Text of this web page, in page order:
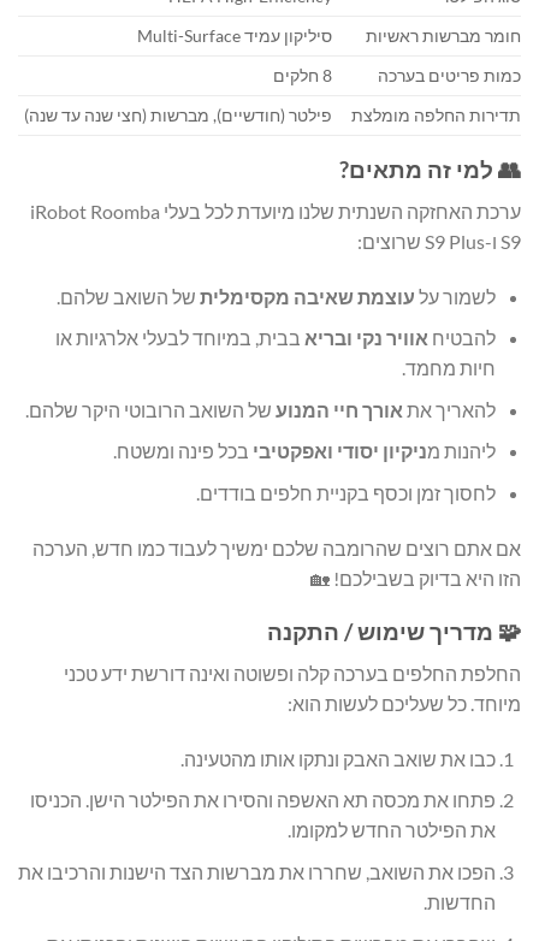
חומר מברשות ראשיות
סיליקון עמיד Multi-Surface
כמות פריטים בערכה
8 חלקים
תדירות החלפה מומלצת
פילטר (חודשיים), מברשות (חצי שנה עד שנה)
👥 למי זה מתאים?
ערכת האחזקה השנתית שלנו מיועדת לכל בעלי iRobot Roomba
S9 ו-S9 Plus שרוצים:
לשמור על עוצמת שאיבה מקסימליתשל השואב שלהם.
להבטיח אוויר נקי ובריאבבית, במיוחד לבעלי אלרגיות או
חיות מחמד.
להאריך את אורך חיי המנוע של השואב הרובוטי היקר שלהם.
ליהנות מניקיון יסודי ואפקטיבי בכל פינה ומשטח.
לחסוך זמן וכסף בקניית חלפים בודדים.
אם אתם רוצים שהרומבה שלכם ימשיך לעבוד כמו חדש, הערכה
הזו היא בדיוק בשבילכם! 🏡
🧩 מדריך שימוש / התקנה
החלפת החלפים בערכה קלה ופשוטה ואינה דורשת ידע טכני
מיוחד. כל שעליכם לעשות הוא:
כבו את שואב האבק ונתקו אותו מהטעינה.
פתחו את מכסה תא האשפה והסירו את הפילטר הישן. הכניסו
את הפילטר החדש למקומו.
הפכו את השואב, שחררו את מברשות הצד הישנות והרכיבו את
החדשות.